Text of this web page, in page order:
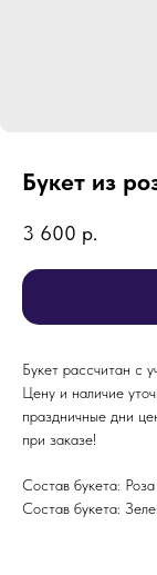
Букет из
3 600 р.
Букет рассчитан с
Цену и наличие
праздничные дни
при заказе!
Состав букета: Роза
Состав букета: